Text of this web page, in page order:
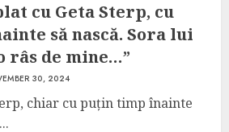
cu Geta Sterp, cu
să nască. Sora lui
râs de mine…”
30, 2024
chiar cu puțin timp înainte